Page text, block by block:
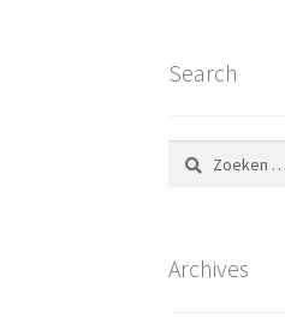
Search
Zoeken
naar:
Archives